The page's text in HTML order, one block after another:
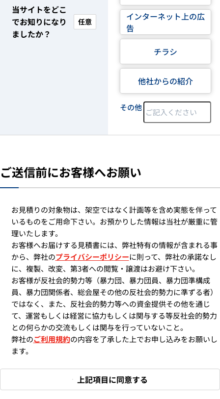
当サイトをどこ
でお知りになり
ましたか？
任意
インターネット上の広
告
チラシ
他社からの紹介
その他
ご送信前にお客様へお願い
お見積りの対象物は、架空ではなく計画等を含め実態を伴って
いるものをご用命下さい。お預かりした情報は当社が厳重に管
理いたします。
お客様へお届けする見積書には、弊社特有の情報が含まれる事
から、弊社のプライバシーポリシーに則って、弊社の承諾なし
に、複製、改変、第3者への閲覧・譲渡はお避け下さい。
お客様が反社会的勢力等（暴力団、暴力団員、暴力団準構成
員、暴力団関係者、総会屋その他の反社会的勢力に準ずる者）
ではなく、また、反社会的勢力等への資金提供その他を通じ
て、運営もしくは経営に協力もしくは関与する等反社会的勢力
との何らかの交流もしくは関与を行っていないこと。
弊社のご利用規約の内容を了承した上でお申し込みをお願いし
ます。
上記項目に同意する